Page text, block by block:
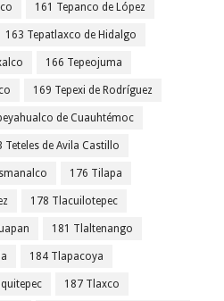
161 Tepanco de López
163 Tepatlaxco de Hidalgo
166 Tepeojuma
169 Tepexi de Rodríguez
de Cuauhtémoc
Teteles de Avila Castillo
176 Tilapa
178 Tlacuilotepec
181 Tlaltenango
184 Tlapacoya
187 Tlaxco